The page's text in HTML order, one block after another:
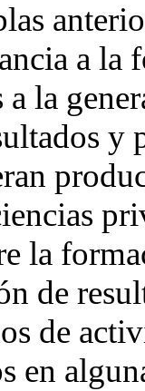
a la
la
y
la
de
de
en